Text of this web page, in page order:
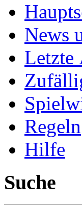
News
Letzte
Regeln
Hilfe
Suche